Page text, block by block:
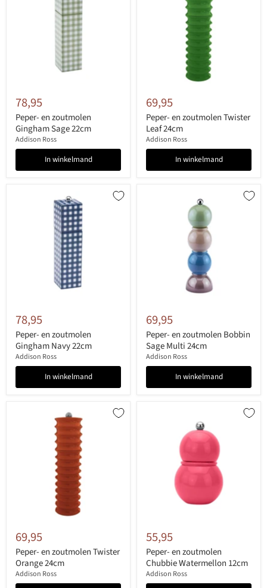
78,95
Peper- en zoutmolen
Gingham Sage 22cm
Addison Ross
In winkelmand
69,95
Peper- en zoutmolen Twister
Leaf 24cm
Addison Ross
In winkelmand
78,95
Peper- en zoutmolen
Gingham Navy 22cm
Addison Ross
In winkelmand
69,95
Peper- en zoutmolen Bobbin
Sage Multi 24cm
Addison Ross
In winkelmand
69,95
Peper- en zoutmolen Twister
Orange 24cm
Addison Ross
55,95
Peper- en zoutmolen
Chubbie Watermellon 12cm
Addison Ross